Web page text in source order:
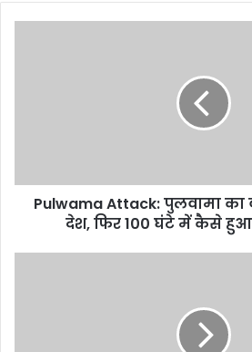
Pulwama Attack: पुलवामा का
देश, फिर 100 घंटे में कैसे